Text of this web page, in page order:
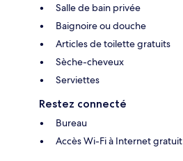
Salle de bain privée
Baignoire ou douche
Articles de toilette gratuits
Sèche-cheveux
Serviettes
Restez connecté
Bureau
Accès Wi-Fi à Internet gratuit